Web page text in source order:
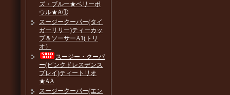
ズ・ブルー★ベリーボ
ウル★A①
スージークーパー(タイ
ガーリリー)ティーカッ
プ＆ソーサーA1(トリ
オ）
スージー・クーパ
ー(ピンクドレスデンス
プレイ)ティートリオ
★AA
スージークーパー(エン